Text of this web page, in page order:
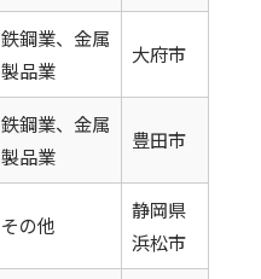
鉄鋼業、金属
製品業
大府市
鉄鋼業、金属
製品業
豊田市
その他
静岡県
浜松市